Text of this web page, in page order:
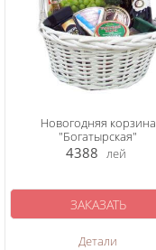
Новогодняя корзина
"Богатырская"
4388 лей
Детали
ЗАКАЗАТЬ